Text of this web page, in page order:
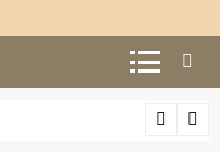
Ciência e religião: como